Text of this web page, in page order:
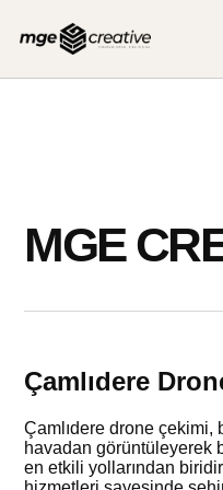
MGE
Çamlıdere
Çamlıdere drone çekimi,
havadan görüntüleyerek
en etkili yollarından